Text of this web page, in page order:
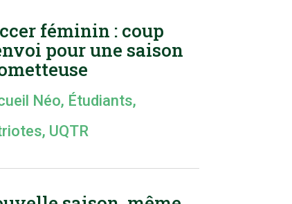
féminin : coup
pour une saison
Néo, Étudiants,
, UQTR